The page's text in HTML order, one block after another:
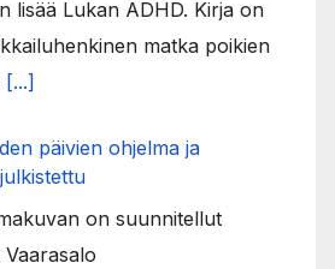
lisää Lukan ADHD. Kirja on
matka poikien
[...]
päivien ohjelma ja
on suunnitellut